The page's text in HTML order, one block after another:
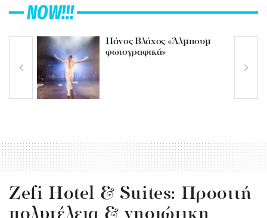
NOW!!!
Πάνος Βλάχος «Άλμπουμ
φωτογραφικά»
Zefi Hotel & Suites: Προσιτή